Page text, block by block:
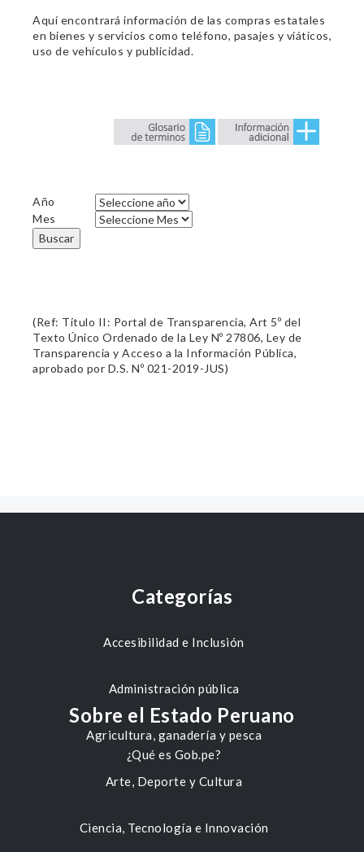
Aquí encontrará información de las compras estatales
en bienes y servicios como teléfono, pasajes y viáticos,
uso de vehículos y publicidad.
Año
Mes
Buscar
(Ref: Título II: Portal de Transparencia, Art 5º del
Texto Único Ordenado de la Ley Nº 27806, Ley de
Transparencia y Acceso a la Información Pública,
aprobado por D.S. Nº 021-2019-JUS)
Categorías
Accesibilidad e Inclusión
Administración pública
Agricultura, ganadería y pesca
Arte, Deporte y Cultura
Ciencia, Tecnología e Innovación
Sobre el Estado Peruano
¿Qué es Gob.pe?